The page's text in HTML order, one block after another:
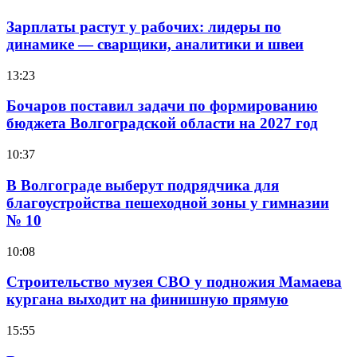
Зарплаты растут у рабочих: лидеры по
динамике — сварщики, аналитики и швеи
13:23
Бочаров поставил задачи по формированию
бюджета Волгоградской области на 2027 год
10:37
В Волгограде выберут подрядчика для
благоустройства пешеходной зоны у гимназии
№ 10
10:08
Строительство музея СВО у подножия Мамаева
кургана выходит на финишную прямую
15:55